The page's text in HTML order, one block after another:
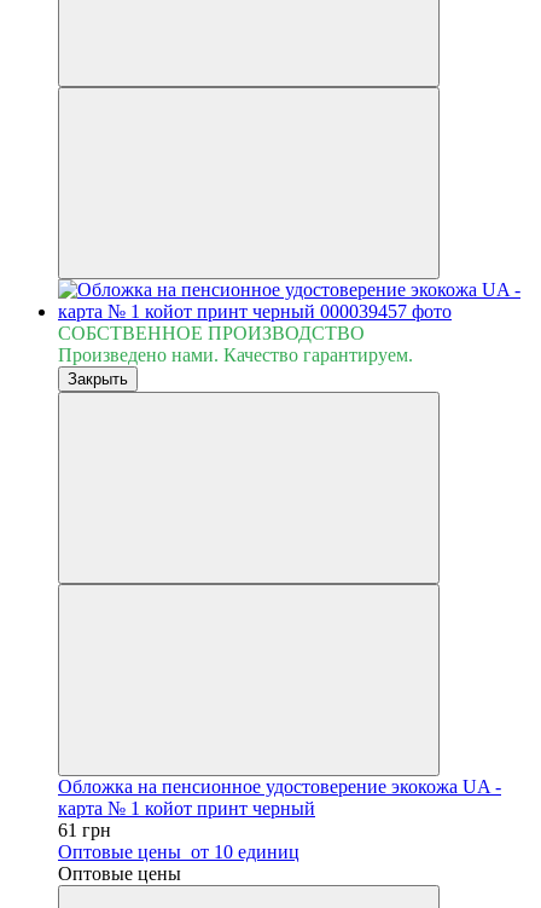
СОБСТВЕННОЕ ПРОИЗВОДСТВО
Произведено нами. Качество гарантируем.
Закрыть
Обложка на пенсионное удостоверение экокожа UA -
карта № 1 койот принт черный
61 грн
Оптовые цены от 10 единиц
Оптовые цены